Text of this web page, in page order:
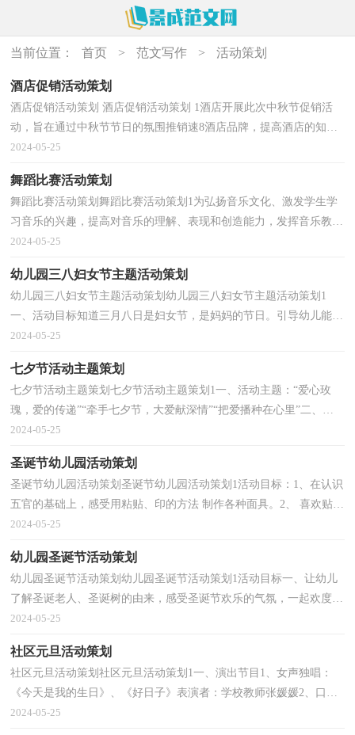
当前位置： 首页 > 范文写作 > 活动策划
酒店促销活动策划
酒店促销活动策划 酒店促销活动策划 1酒店开展此次中秋节促销活
动，旨在通过中秋节节日的氛围推销速8酒店品牌，提高酒店的知名
度，为节日后的人气奠定基础。一、现场布置中秋是中...
2024-05-25
舞蹈比赛活动策划
舞蹈比赛活动策划舞蹈比赛活动策划1为弘扬音乐文化、激发学生学
习音乐的兴趣，提高对音乐的理解、表现和创造能力，发挥音乐教育
的审美功能，丰富学生的课余音乐生活，陶冶学生情操，...
2024-05-25
幼儿园三八妇女节主题活动策划
幼儿园三八妇女节主题活动策划幼儿园三八妇女节主题活动策划1
一、活动目标知道三月八日是妇女节，是妈妈的节日。引导幼儿能用
语言表达妈妈的简单特征，说说妈妈的好处。二、活...
2024-05-25
七夕节活动主题策划
七夕节活动主题策划七夕节活动主题策划1一、活动主题：“爱心玫
瑰，爱的传递”“牵手七夕节，大爱献深情”“把爱播种在心里”二、活
动意义1、帮助别人，快乐自己；赠人玫瑰，手留余香。...
2024-05-25
圣诞节幼儿园活动策划
圣诞节幼儿园活动策划圣诞节幼儿园活动策划1活动目标：1、在认识
五官的基础上，感受用粘贴、印的方法 制作各种面具。2、 喜欢贴出
不同的面相，发展幼儿的求异思维。3、 渗透环境...
2024-05-25
幼儿园圣诞节活动策划
幼儿园圣诞节活动策划幼儿园圣诞节活动策划1活动目标一、让幼儿
了解圣诞老人、圣诞树的由来，感受圣诞节欢乐的气氛，一起欢度圣
诞节二、了解圣诞节的吉祥物，知道圣诞节是外国人...
2024-05-25
社区元旦活动策划
社区元旦活动策划社区元旦活动策划1一、演出节目1、女声独唱：
《今天是我的生日》、《好日子》表演者：学校教师张媛媛2、口琴
演奏：表演者：校口琴社团3、配乐诗朗诵：表演者：学校教师...
2024-05-25